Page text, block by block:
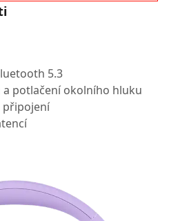
5.3
potlačení okolního hluku
připojení